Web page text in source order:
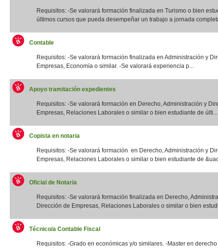
Requisitos: -Se valorará formación finalizada en Turismo o bien
últimos cursos que pueda desempeñar un trabajo a jornada
Contable
Requisitos: -Se valorará formación finalizada en Administración y
Empresas, Economía o similar. -Se valorará experiencia p...
Apoyo tramitación expedientes
Requisitos: -Se valorará formación en Derecho, Administración y
Empresas, Relaciones Laborales o similar o bien estudiante de últi...
Copista en notaria
Requisitos: -Se valorará formación en Derecho, Administración y
Empresas, Relaciones Laborales o similar o bien estudiante de
Oficial de Notaria
Requisitos: -Se valorará formación finalizada en Derecho,
Dirección de Empresas, Relaciones Laborales o similar o bien
Técnico/a Contable Fiscal
Requisitos: -Grado en económicas y/o similares. -Master en